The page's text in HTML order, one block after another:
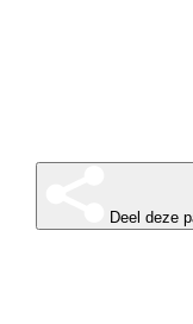
Deel deze